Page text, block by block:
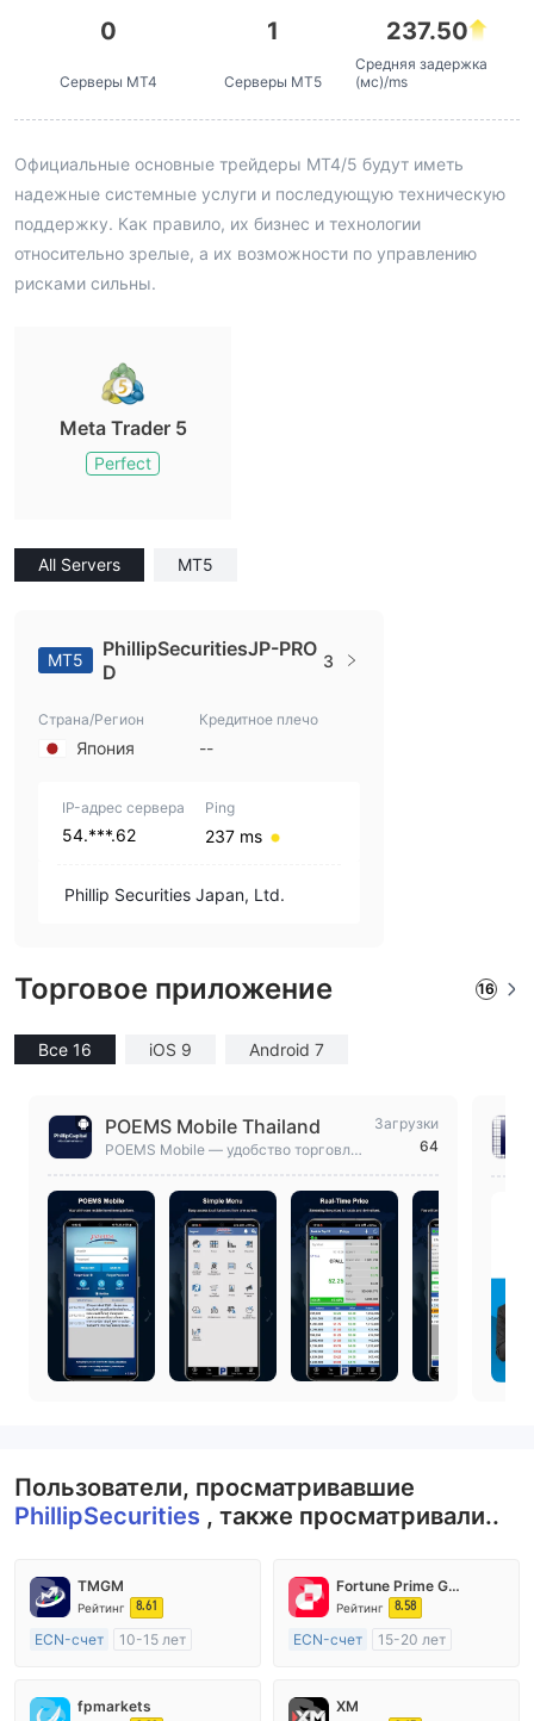
0
Серверы MT4
1
Серверы MT5
237.50
Средняя задержка
(мс)/ms
Официальные основные трейдеры MT4/5 будут иметь
надежные системные услуги и последующую техническую
поддержку. Как правило, их бизнес и технологии
относительно зрелые, а их возможности по управлению
рисками сильны.
Meta Trader 5
Perfect
All Servers MT5
MT5
PhillipSecuritiesJP-PRO
D
3
Страна/Регион
Япония
Кредитное плечо
--
IP-адрес сервера
54.***.62
Ping
237 ms
Phillip Securities Japan, Ltd.
Торговое приложение 16
Все 16 iOS 9 Android 7
POEMS Mobile Thailand
POEMS Mobile — удобство торговли
Загрузки
64
Пользователи, просматривавшие
PhillipSecurities , также просматривали..
TMGM
Рейтинг 8.61
ECN-счет
10-15 лет
Маркет-Мейкинг (MM)
Fortune Prime Global
Рейтинг 8.58
ECN-счет
15-20 лет
Маркет-Мейкинг (MM)
fpmarkets XM